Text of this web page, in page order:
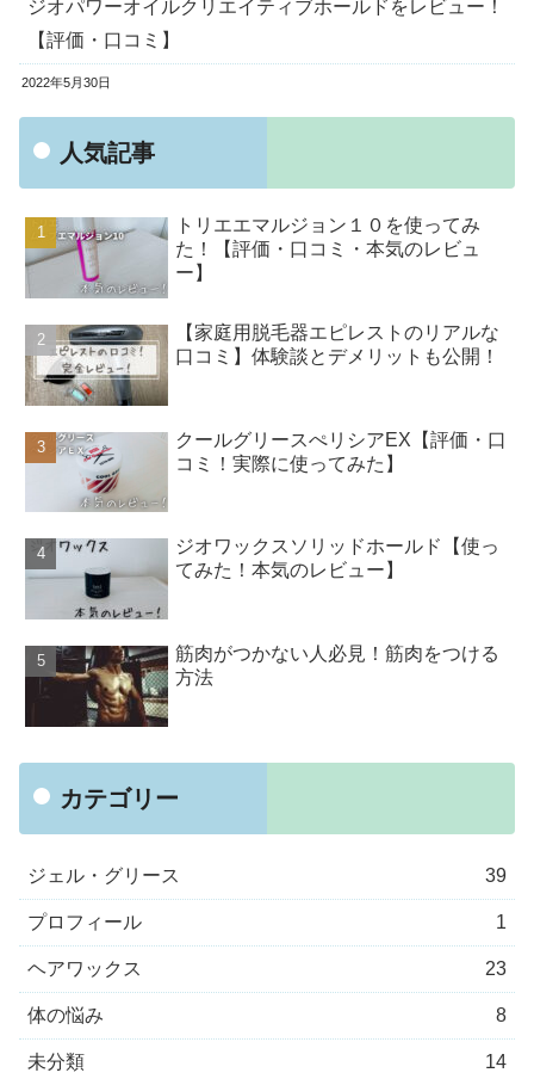
ジオパワーオイルクリエイティブホールドをレビュー！
【評価・口コミ】
2022年5月30日
人気記事
トリエエマルジョン１０を使ってみ
た！【評価・口コミ・本気のレビュ
ー】
【家庭用脱毛器エピレストのリアルな
口コミ】体験談とデメリットも公開！
クールグリースぺリシアEX【評価・口
コミ！実際に使ってみた】
ジオワックスソリッドホールド【使っ
てみた！本気のレビュー】
筋肉がつかない人必見！筋肉をつける
方法
カテゴリー
ジェル・グリース 39
プロフィール 1
ヘアワックス 23
体の悩み 8
未分類 14